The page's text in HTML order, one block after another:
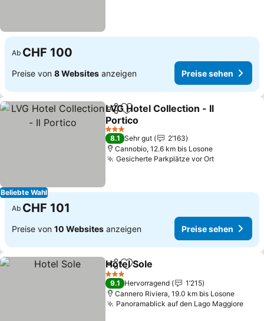
Ab CHF 100
Preise von 8 Websites anzeigen Preise sehen
Beliebte Wahl
TeilenZu Favoriten hinzufügen
LVG Hotel Collection - Il
Portico
3 Sterne
8.1 Sehr gut
2’163
Cannobio, 12.6 km bis Losone
Gesicherte Parkplätze vor Ort
Ab CHF 101
Preise von 10 Websites anzeigen Preise sehen
TeilenZu Favoriten hinzufügen
Hotel Sole
3 Sterne
9.1 Hervorragend
1’215
Cannero Riviera, 19.0 km bis Losone
Panoramablick auf den Lago Maggiore